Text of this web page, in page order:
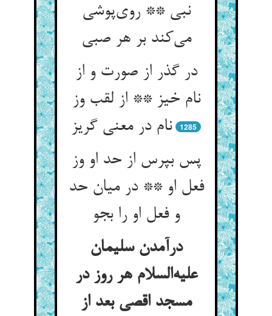
نبی ** روی‌پوشی
می‌کند بر هر صبی
در گذر از صورت و از
نام خیز ** از لقب وز
نام در معنی گریز
1285
پس بپرس از حد او وز
فعل او ** در میان حد
و فعل او را بجو
درآمدن سلیمان
علیه‌السلام هر روز در
مسجد اقصی بعد از